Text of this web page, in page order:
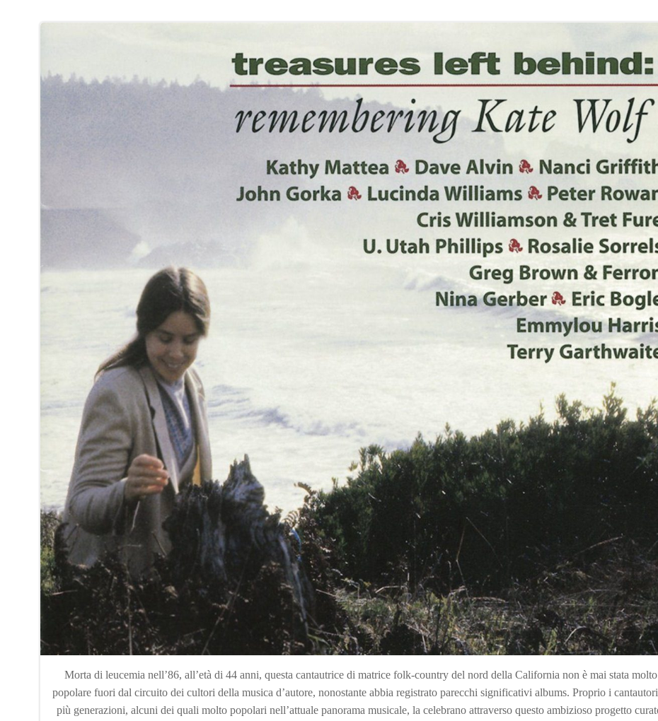
Morta di leucemia nell’86, all’età di 44 anni, questa cantautrice di matrice folk-country del nord della California non è mai stata molto
popolare fuori dal circuito dei cultori della musica d’autore, nonostante abbia registrato parecchi significativi albums. Proprio i
più generazioni, alcuni dei quali molto popolari nell’attuale panorama musicale, la celebrano attraverso questo ambizioso progetto